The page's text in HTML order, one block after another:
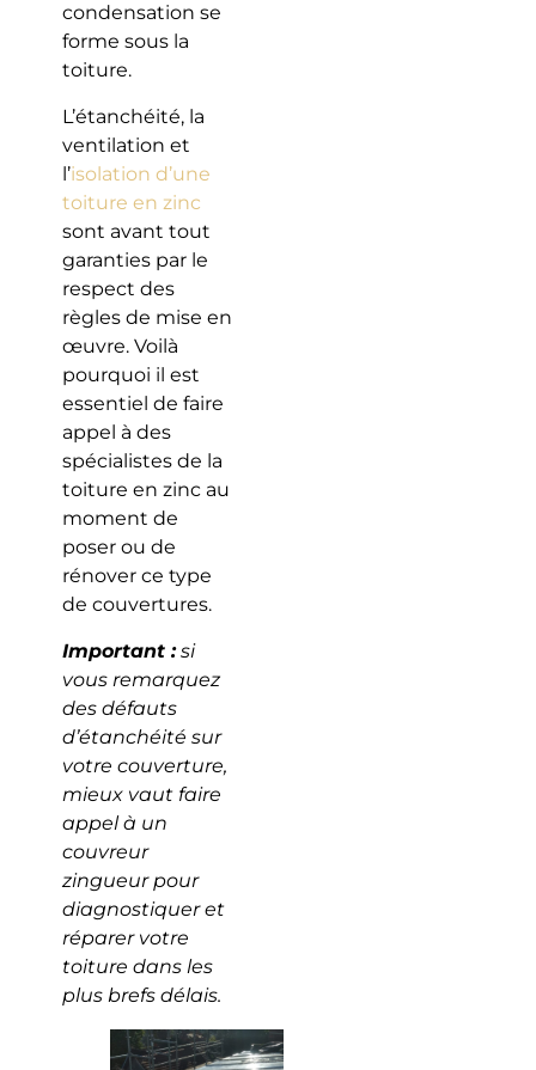
condensation se
forme sous la
toiture.
L’étanchéité, la
ventilation et
l’isolation d’une
toiture en zinc
sont avant tout
garanties par le
respect des
règles de mise en
œuvre. Voilà
pourquoi il est
essentiel de faire
appel à des
spécialistes de la
toiture en zinc au
moment de
poser ou de
rénover ce type
de couvertures.
Important :si
vous remarquez
des défauts
d’étanchéité sur
votre couverture,
mieux vaut faire
appel à un
couvreur
zingueur pour
diagnostiquer et
réparer votre
toiture dans les
plus brefs délais.